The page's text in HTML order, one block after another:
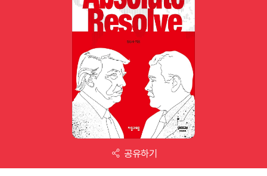
공유하기